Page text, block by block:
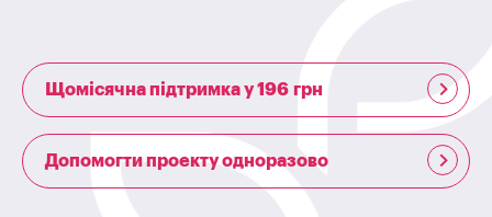
Щомісячна підтримка у 196 грн
Допомогти проекту одноразово